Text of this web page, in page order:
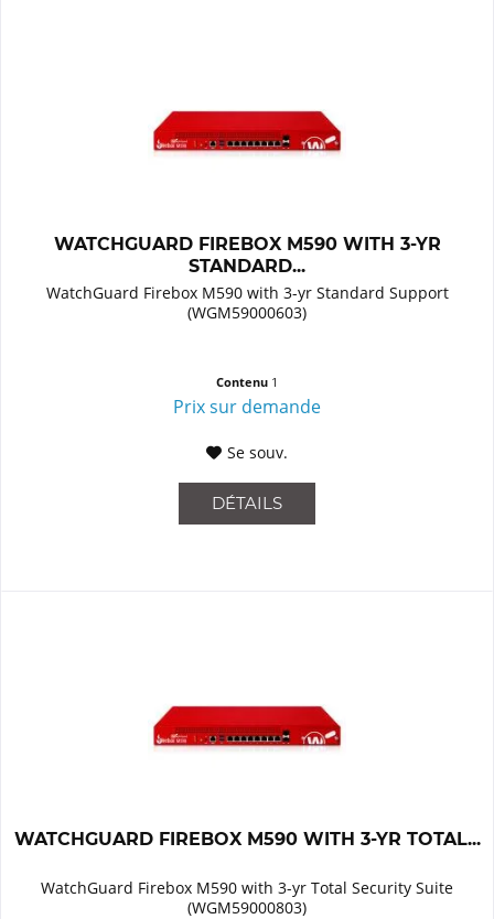
WATCHGUARD FIREBOX M590 WITH 3-YR
STANDARD...
WatchGuard Firebox M590 with 3-yr Standard Support
(WGM59000603)
Contenu 1
Prix sur demande
Se souv.
DÉTAILS
WATCHGUARD FIREBOX M590 WITH 3-YR TOTAL...
WatchGuard Firebox M590 with 3-yr Total Security Suite
(WGM59000803)